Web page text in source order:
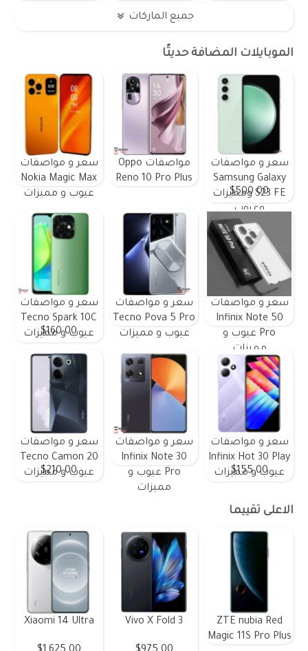
جميع الماركات
الموبايلات المضافة حديثًا
سعر و مواصفات
Samsung Galaxy
S23 FE ومميزات
وعيوب
$500.00
مواصفات Oppo
Reno 10 Pro Plus
سعر و مواصفات
Nokia Magic Max
عيوب و مميزات
سعر و مواصفات
Infinix Note 50
Pro عيوب و
مميزات
سعر و مواصفات
Tecno Pova 5 Pro
عيوب و مميزات
سعر و مواصفات
Tecno Spark 10C
عيوب و مميزات
$160.00
سعر و مواصفات
Infinix Hot 30 Play
عيوب و مميزات
$155.00
سعر و مواصفات
Infinix Note 30
Pro عيوب و
مميزات
سعر و مواصفات
Tecno Camon 20
عيوب و مميزات
$210.00
الاعلى تقييما
ZTE nubia Red
Magic 11S Pro Plus
Vivo X Fold 3
Xiaomi 14 Ultra